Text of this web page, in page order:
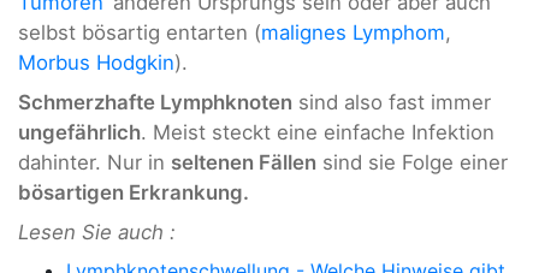
selbst bösartig entarten (malignes Lymphom,
Morbus Hodgkin).
Schmerzhafte Lymphknoten sind also fast immer
ungefährlich. Meist steckt eine einfache Infektion
dahinter. Nur in seltenen Fällen sind sie Folge einer
bösartigen Erkrankung.
Lesen Sie auch :